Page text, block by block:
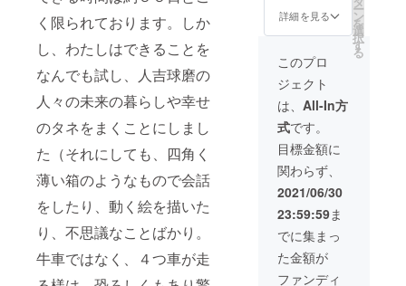
く限られております。しか
し、わたしはできることを
なんでも試し、人吉球磨の
人々の未来の暮らしや幸せ
のタネをまくことにしまし
た（それにしても、四角く
薄い箱のようなもので会話
をしたり、動く絵を描いた
り、不思議なことばかり。
牛車ではなく、４つ車が走
ルをお
ご希望
は伺い
ます
が、ど
んな形
になる
かはお
任せい
ただき
ます）
／巻末
にお名
前リス
トを掲
載しま
す。 ／
お礼の
メール
をお送
送りし
ます ／
マンガ
の中
で、セ
リフの
ある
キャラ
として
登場で
きま
す。
（人物
設定や
セリフ
は、原
作者に
お任せ
いただ
詳細を見る ー
ン
を
選
択
す
る
このプロ
ジェクト
は、 All-In方
式です。
目標金額に
関わらず、
2021/06/30
23:59:59ま
でに集まっ
た金額が
ファンディ